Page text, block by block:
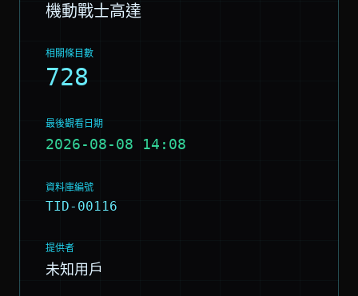
機動戰士高達
相關條目數
728
最後觀看日期
2026-08-08 14:08
資料庫編號
TID-00116
提供者
未知用戶